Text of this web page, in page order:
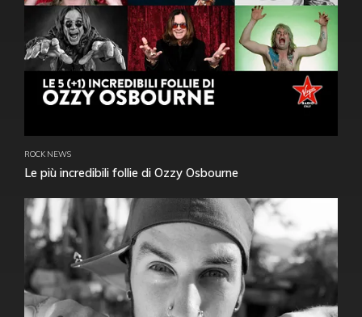
ROCK NEWS
Le più incredibili follie di Ozzy Osbourne